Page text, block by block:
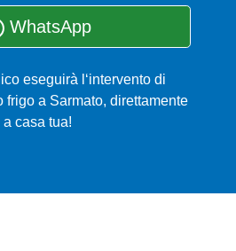
WhatsApp
eseguirà l‘intervento di
frigo a Sarmato, direttamente
a casa tua!